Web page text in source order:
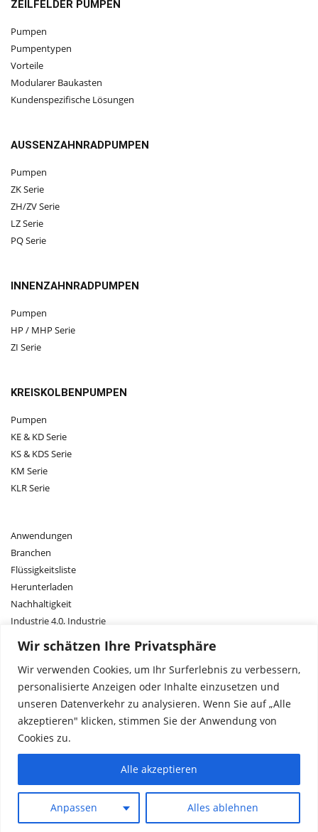
Wir schätzen Ihre Privatsphäre
Wir verwenden Cookies, um Ihr Surferlebnis zu verbessern,
personalisierte Anzeigen oder Inhalte einzusetzen und
unseren Datenverkehr zu analysieren. Wenn Sie auf „Alle
akzeptieren" klicken, stimmen Sie der Anwendung von
Cookies zu.
Anpassen Alles ablehnen
Alle akzeptieren
ZEILFELDER PUMPEN
Pumpen
Pumpentypen
Vorteile
Modularer Baukasten
Kundenspezifische Lösungen
AUSSENZAHNRADPUMPEN
Pumpen
ZK Serie
ZH/ZV Serie
LZ Serie
PQ Serie
INNENZAHNRADPUMPEN
Pumpen
HP / MHP Serie
ZI Serie
KREISKOLBENPUMPEN
Pumpen
KE & KD Serie
KS & KDS Serie
KM Serie
KLR Serie
Anwendungen
Branchen
Flüssigkeitsliste
Herunterladen
Nachhaltigkeit
Industrie 4.0, Industrie
Forschung und Entwicklung
Kontakt
Vertriebsnetz
Über uns
Über ASM
Bedingungen und
Konditionen
NutzungsbedingungenDatenschutzImpressum
© 2005-2025 ASM DIMATEC Deutschland GmbH. Alle Rechte vorbehalten.
Angebot anfordern